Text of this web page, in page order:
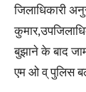
जिलाधिकारी
बुझाने के बाद
एम ओ व् पुलिस